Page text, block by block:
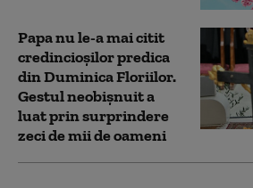
Papa nu le-a mai citit
credincioșilor predica
din Duminica Floriilor.
Gestul neobișnuit a
luat prin surprindere
zeci de mii de oameni